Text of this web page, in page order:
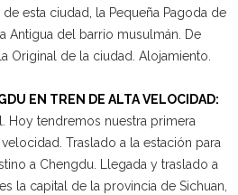
esta ciudad, la Pequeña Pagoda de
Antigua del barrio musulmán. De
Original de la ciudad. Alojamiento.
EN TREN DE ALTA VELOCIDAD:
Hoy tendremos nuestra primera
Traslado a la estación para
a Chengdu. Llegada y traslado a
la capital de la provincia de Sichuan,